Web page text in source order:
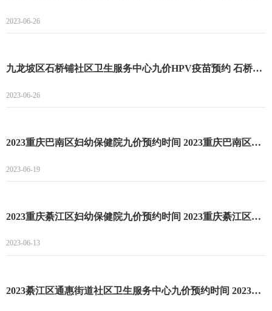
2023-06-26
九龙坡区石桥铺社区卫生服务中心九价HPV疫苗预约 石桥铺社区卫生服务中心九价HPV疫苗预约指南
2023-06-26
2023重庆巴南区妇幼保健院九价预约时间 2023重庆巴南区妇幼保健院九价预约方式
2023-06-19
2023重庆綦江区妇幼保健院九价预约时间 2023重庆綦江区妇幼保健院九价预约流程
2023-06-13
2023綦江区通惠街道社区卫生服务中心九价预约时间 2023綦江区通惠街道社区卫生服务中心九价预约流程